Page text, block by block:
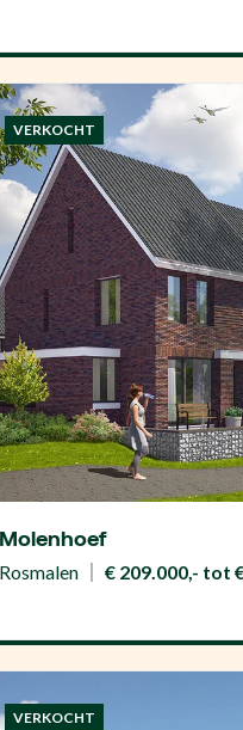
VERKOCHT
Molenhoef
Rosmalen € 209.000,- tot
VERKOCHT